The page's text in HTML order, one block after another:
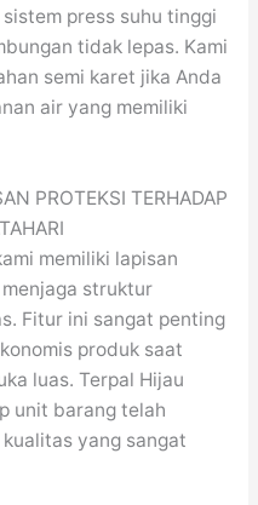
press suhu tinggi
tidak lepas. Kami
semi karet jika Anda
air yang memiliki
PROTEKSI TERHADAP
memiliki lapisan
struktur
Fitur ini sangat penting
produk saat
luas. Terpal Hijau
unit barang telah
yang sangat